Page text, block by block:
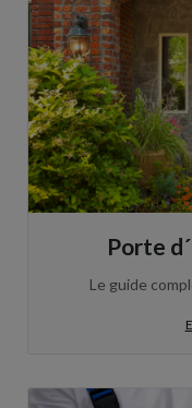
Porte
Le guide